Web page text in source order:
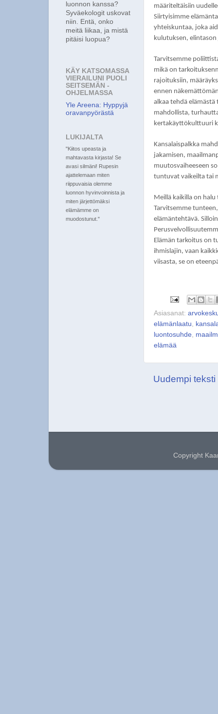
määriteltäisiin
Siirtyisimme
yhteiskuntaa, joka
kulutuksen,
Tarvitsemme
mikä on
rajoituksiin,
ennen
alkaa tehdä
mahdollista,
kertakäyttökulttuuri
Kansalaispalkka
jakamisen,
muutosvaiheeseen
tuntuvat vaikeilta tai
Meillä kaikilla on
Tarvitsemme
elämäntehtävä.
Elämän tarkoitus on
ihmislajin, vaan
viisasta, se on
Asiasanat:
elämänlaatu
luontosuhde
elämää
Uudempi teksti
luonnon kanssa?
Syväekologit uskovat
niin. Entä, onko
meitä liikaa, ja mistä
pitäisi luopua?
KÄY KATSOMASSA
VIERAILUNI PUOLI
SEITSEMÄN -
OHJELMASSA
Yle Areena: Hyppyjä
oravanpyörästä
LUKIJALTA
"Kiitos upeasta ja
mahtavasta kirjasta! Se
avasi silmäni! Rupesin
ajattelemaan miten
riippuvaisia olemme
luonnon hyvinvoinnista ja
miten järjettömäksi
elämämme on
muodostunut."
Copyright